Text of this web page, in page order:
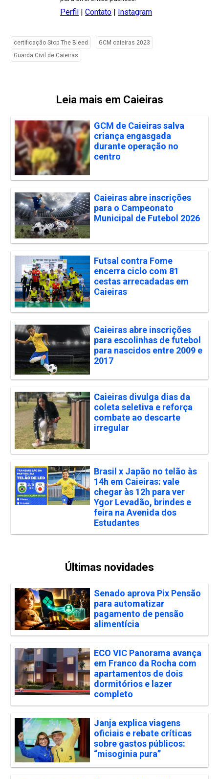
Perfil |Contato Instagram
certificação Stop The Bleed
GCM caieiras 2023
Guarda Civil de Caieiras
Leia mais em Caieiras
GCM de Caieiras salva
criança engasgada
durante operação no
centro
Caieiras abre inscrições
para o Campeonato
Municipal de Futebol 2026
Futsal contra Fome
encerra ciclo com 81
cestas arrecadadas em
Caieiras
Caieiras abre inscrições
para escolinhas de futebol
para nascidos entre 2009 e
2017
Caieiras divulga dias da
coleta seletiva e reforça
combate ao descarte
irregular
Brasil x Japão no telão às
14h em Caieiras: vale
chegar às 12h para ver
Ygor Levadão, brindes e
feira na Avenida dos
Estudantes
Últimas novidades
Senado aprova Pix Pensão
para automatizar
pagamento de pensão
alimentícia
ECO VIC Panorama avança
em Franco da Rocha com
apartamentos de dois
dormitórios e lazer
completo
Janja explica viagens
oficiais e rebate críticas
sobre gastos públicos:
“misoginia pura”